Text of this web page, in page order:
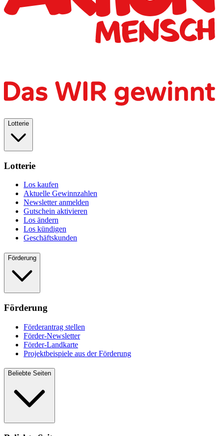
Lotterie
Lotterie
Los kaufen
Aktuelle Gewinnzahlen
Newsletter anmelden
Gutschein aktivieren
Los ändern
Los kündigen
Geschäftskunden
Förderung
Förderung
Förderantrag stellen
Förder-Newsletter
Förder-Landkarte
Projektbeispiele aus der Förderung
Beliebte Seiten